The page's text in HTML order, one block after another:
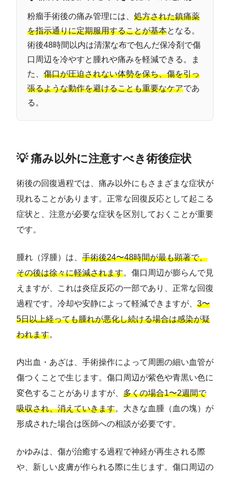
粉瘤手術後の痛み管理には、 処方された鎮痛薬
を指示通りに定期服用することが基本となる。
術後48時間以内は清潔な布で包んだ保冷剤で傷
口周辺を冷やすと腫れや痛みを軽減できる。ま
た、 傷口が圧迫されない体勢を保ち、傷を引っ
張るような動作を避けることも重要なケアであ
る。
💡 痛み以外に注意すべき術後症状
術後の回復過程では、痛み以外にもさまざまな症状が
現れることがあります。正常な回復反応として起こる
症状と、注意が必要な症状を区別しておくことが重要
です。
腫れ（浮腫）は、 手術後24〜48時間が最も顕著で、
その後は徐々に軽減されます。傷口周辺が膨らんで見
えますが、これは炎症反応の一部であり、正常な回復
過程です。冷却や安静によって軽減できますが、 3〜
5日以上経っても腫れが悪化し続ける場合は感染が疑
われます。
内出血・あざは、手術操作によって周囲の細い血管が
傷つくことで生じます。傷口周辺が紫色や青黒い色に
変色することがありますが、 多くの場合1〜2週間で
吸収され、消えていきます。大きな血腫（血の塊）が
形成された場合は医師への相談が必要です。
かゆみは、傷が治癒する過程で神経が再生される際
や、新しい皮膚が作られる際に生じます。傷口周辺の